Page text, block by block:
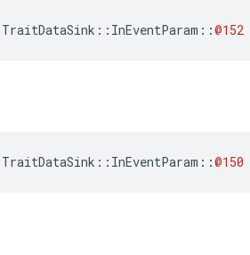
TraitDataSink :: InEventParam ::@152
TraitDataSink :: InEventParam ::@150